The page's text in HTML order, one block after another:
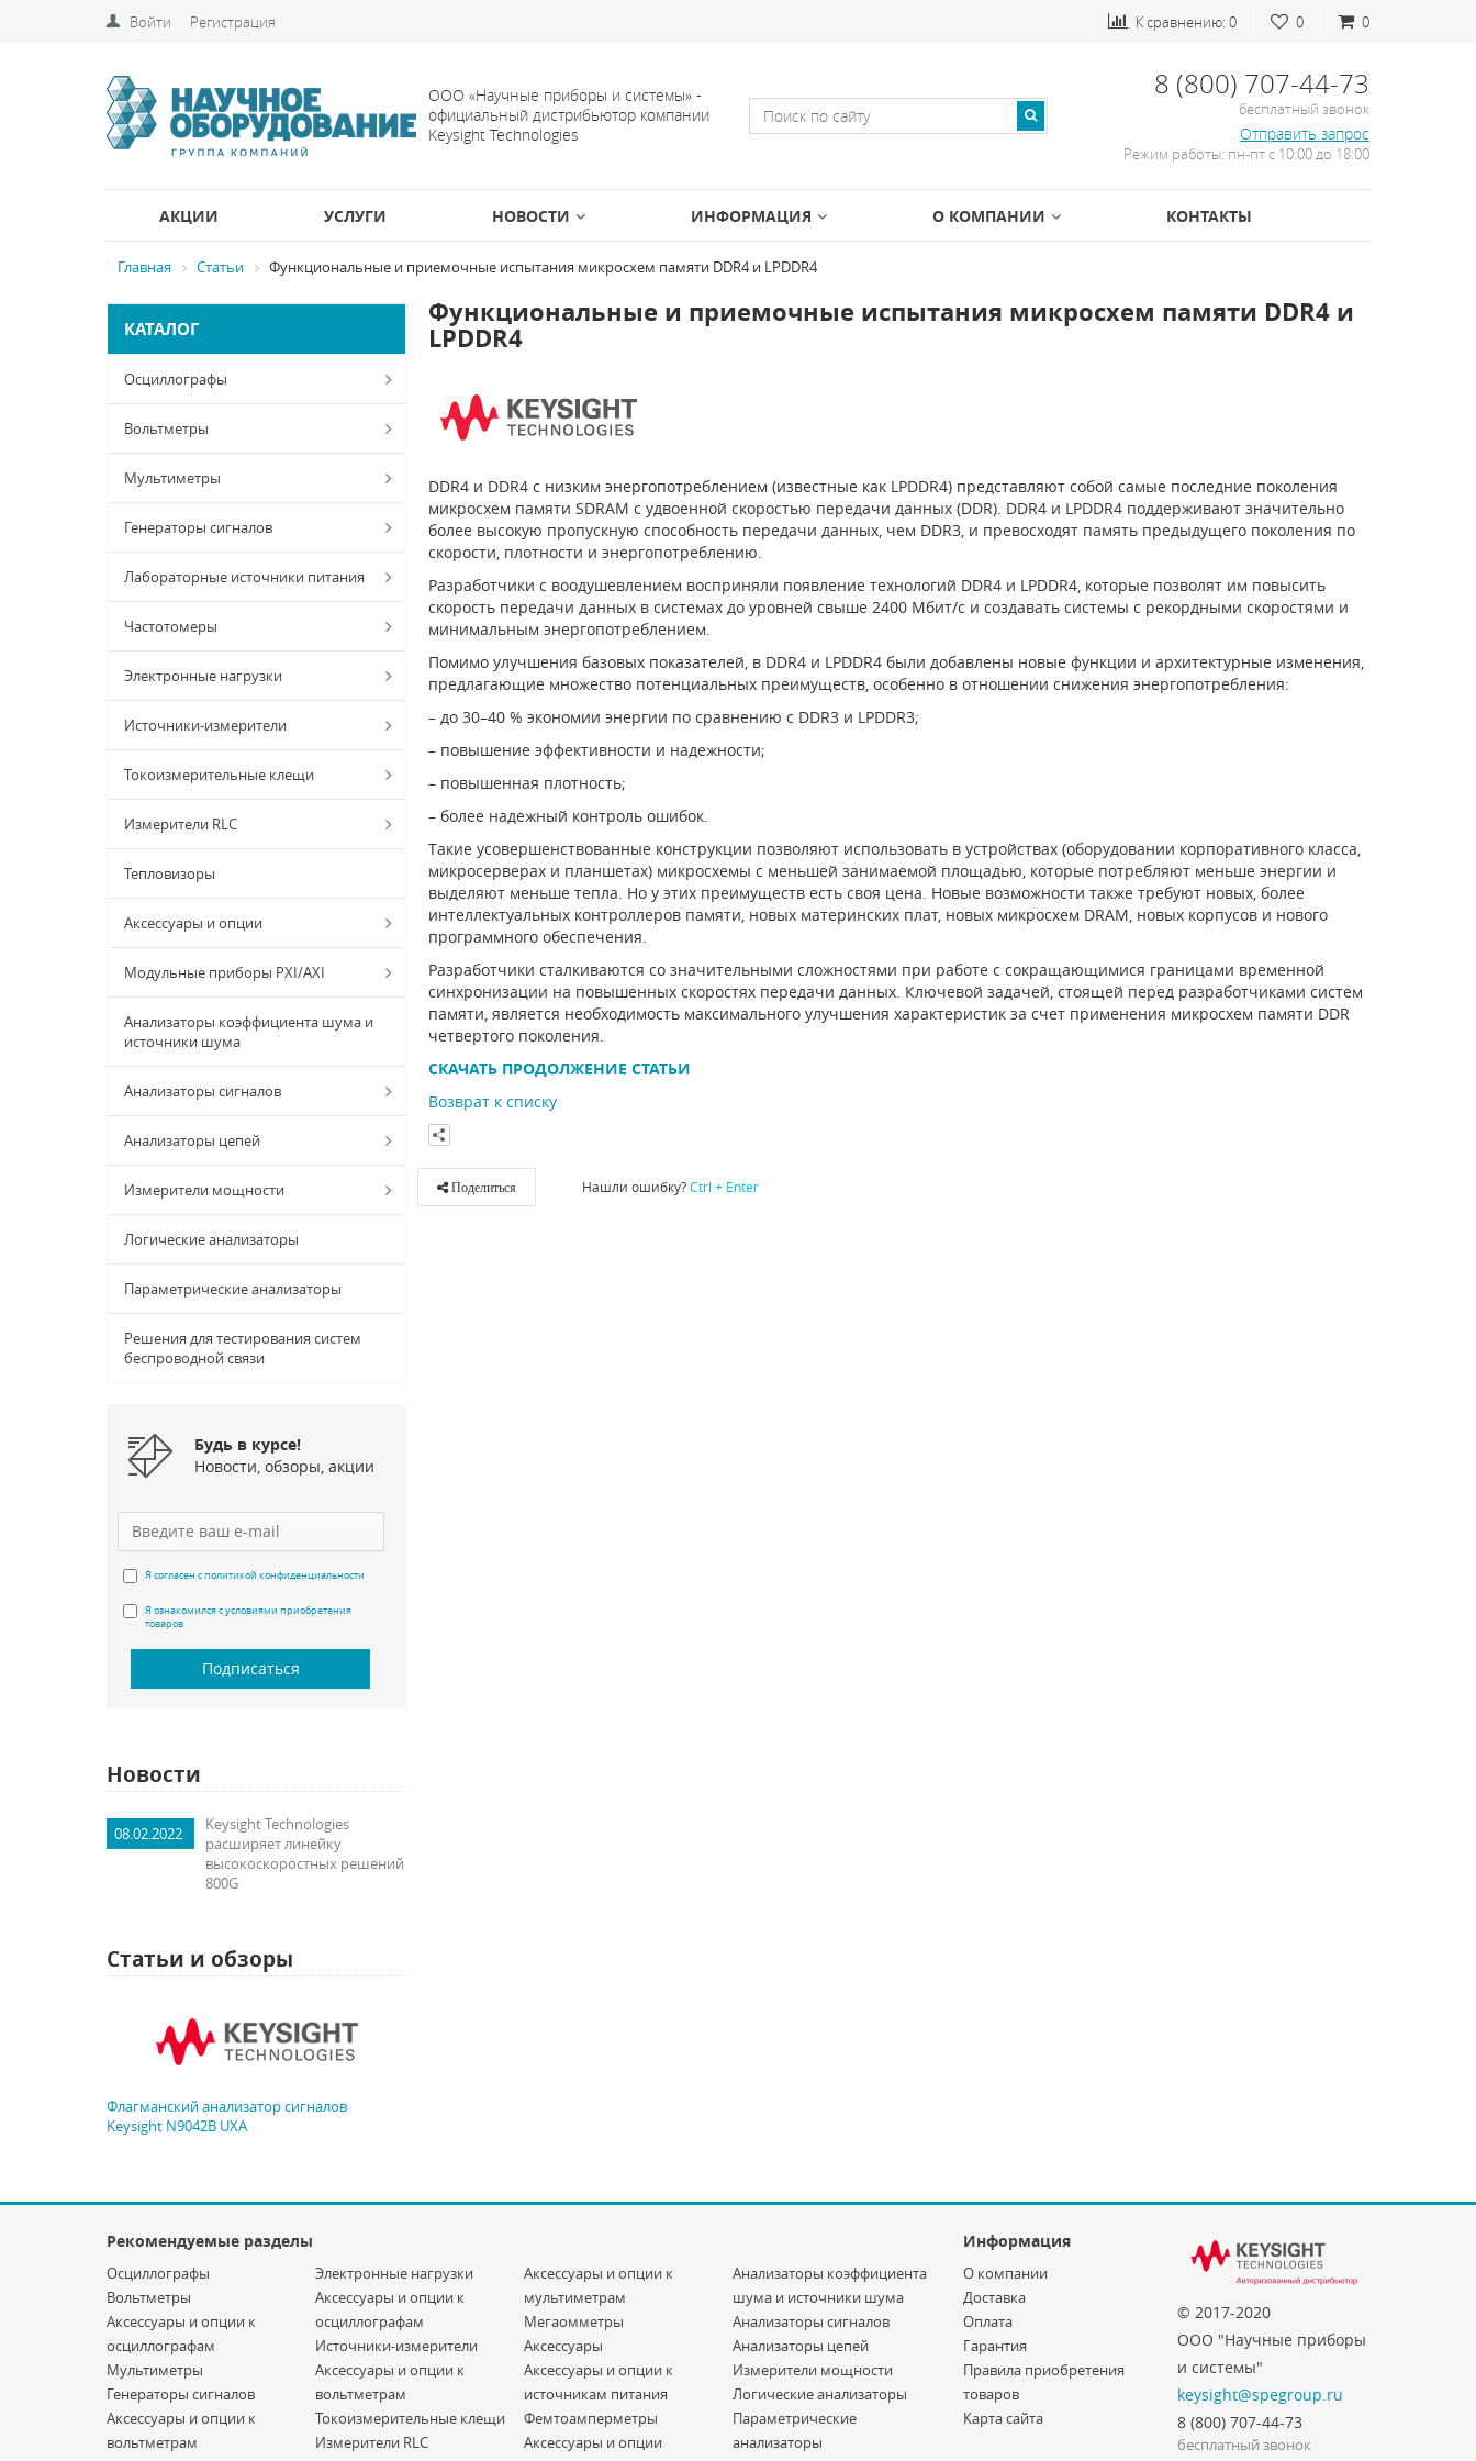
Войти Регистрация 0
0
К сравнению: 0
ООО «Научные приборы и системы» -
официальный дистрибьютор компании
Keysight Technologies
8 (800) 707-44-73
бесплатный звонок
Отправить запрос
Режим работы: пн-пт с 10:00 до 18:00
АКЦИИ УСЛУГИ НОВОСТИ ИНФОРМАЦИЯ О КОМПАНИИ КОНТАКТЫ
Главная Статьи Функциональные и приемочные испытания микросхем памяти DDR4 и LPDDR4
КАТАЛОГ
Осциллографы
Вольтметры
Мультиметры
Генераторы сигналов
Лабораторные источники питания
Частотомеры
Электронные нагрузки
Источники-измерители
Токоизмерительные клещи
Измерители RLC
Тепловизоры
Аксессуары и опции
Модульные приборы PXI/AXI
Анализаторы коэффициента шума и
источники шума
Анализаторы сигналов
Анализаторы цепей
Измерители мощности
Логические анализаторы
Параметрические анализаторы
Решения для тестирования систем
беспроводной связи
Будь в курсе!
Новости, обзоры, акции
Я согласен с политикой конфиденциальности
Я ознакомился с условиями приобретения
товаров
Подписаться
Новости
08.02.2022
Keysight Technologies
расширяет линейку
высокоскоростных решений
800G
Статьи и обзоры
Флагманский анализатор сигналов
Keysight N9042B UXA
Функциональные и приемочные испытания микросхем памяти DDR4 и
LPDDR4
DDR4 и DDR4 с низким энергопотреблением (известные как LPDDR4) представляют собой самые последние поколения
микросхем памяти SDRAM с удвоенной скоростью передачи данных (DDR). DDR4 и LPDDR4 поддерживают значительно
более высокую пропускную способность передачи данных, чем DDR3, и превосходят память предыдущего поколения по
скорости, плотности и энергопотреблению.
Разработчики с воодушевлением восприняли появление технологий DDR4 и LPDDR4, которые позволят им повысить
скорость передачи данных в системах до уровней свыше 2400 Мбит/с и создавать системы с рекордными скоростями и
минимальным энергопотреблением.
Помимо улучшения базовых показателей, в DDR4 и LPDDR4 были добавлены новые функции и архитектурные изменения,
предлагающие множество потенциальных преимуществ, особенно в отношении снижения энергопотребления:
– до 30–40 % экономии энергии по сравнению с DDR3 и LPDDR3;
– повышение эффективности и надежности;
– повышенная плотность;
– более надежный контроль ошибок.
Такие усовершенствованные конструкции позволяют использовать в устройствах (оборудовании корпоративного класса,
микросерверах и планшетах) микросхемы с меньшей занимаемой площадью, которые потребляют меньше энергии и
выделяют меньше тепла. Но у этих преимуществ есть своя цена. Новые возможности также требуют новых, более
интеллектуальных контроллеров памяти, новых материнских плат, новых микросхем DRAM, новых корпусов и нового
программного обеспечения.
Разработчики сталкиваются со значительными сложностями при работе с сокращающимися границами временной
синхронизации на повышенных скоростях передачи данных. Ключевой задачей, стоящей перед разработчиками систем
памяти, является необходимость максимального улучшения характеристик за счет применения микросхем памяти DDR
четвертого поколения.
СКАЧАТЬ ПРОДОЛЖЕНИЕ СТАТЬИ
Возврат к списку
Поделиться Нашли ошибку?Ctrl + Enter
Рекомендуемые разделы Информация
© 2017-2020
ООО "Научные приборы
и системы"
keysight@spegroup.ru
8 (800) 707-44-73
бесплатный звонок
Осциллографы
Вольтметры
Аксессуары и опции к
осциллографам
Мультиметры
Генераторы сигналов
Аксессуары и опции к
вольтметрам
Электронные нагрузки
Аксессуары и опции к
осциллографам
Источники-измерители
Аксессуары и опции к
вольтметрам
Токоизмерительные клещи
Измерители RLC
Аксессуары и опции к
мультиметрам
Мегаомметры
Аксессуары
Аксессуары и опции к
источникам питания
Фемтоамперметры
Аксессуары и опции
Анализаторы коэффициента
шума и источники шума
Анализаторы сигналов
Анализаторы цепей
Измерители мощности
Логические анализаторы
Параметрические
анализаторы
О компании
Доставка
Оплата
Гарантия
Правила приобретения
товаров
Карта сайта